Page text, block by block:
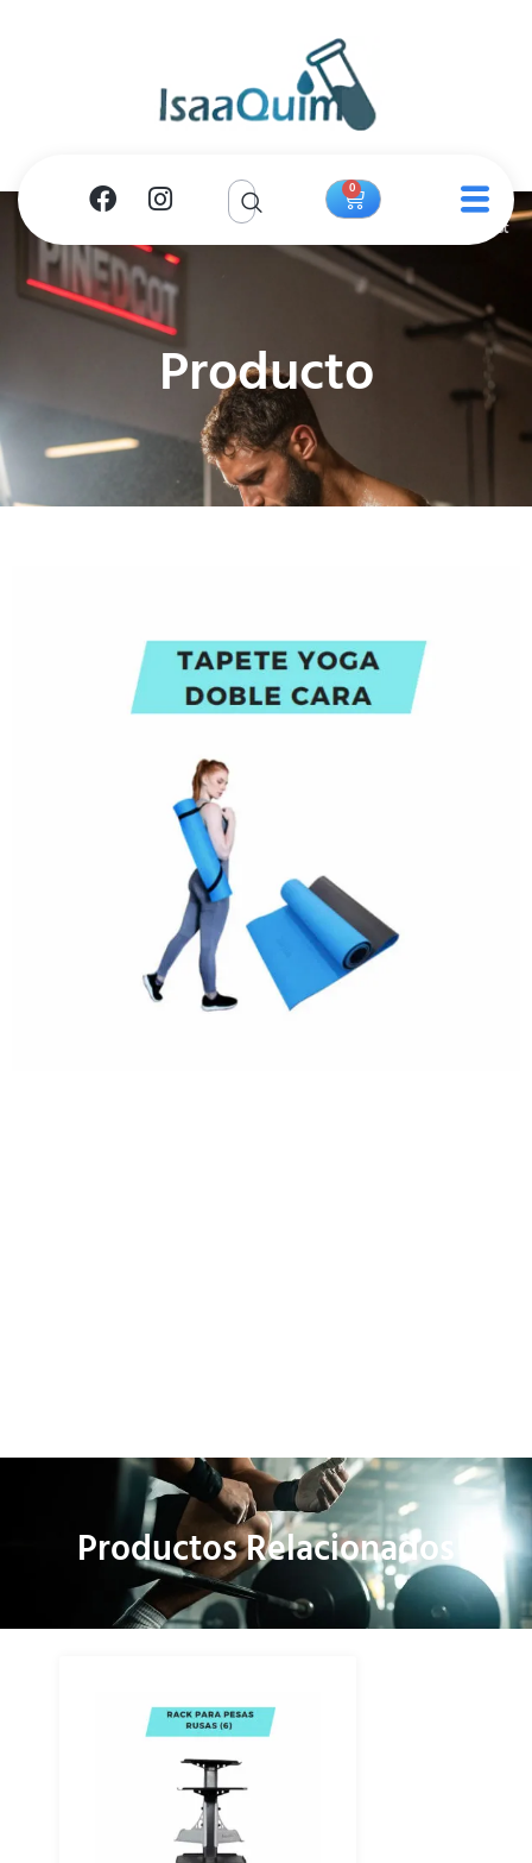
0
Producto
Productos Relacionados